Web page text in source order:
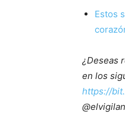
Estos
¿Deseas
en los
https://